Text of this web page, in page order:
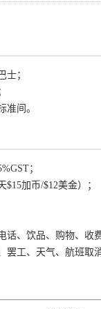
士；
准间。
；
加币/$12美金）；
话、饮品、购物、收
罢工、天气、航班取